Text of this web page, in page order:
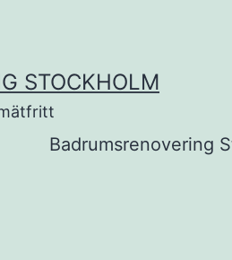
STOCKHOLM
Badrumsrenovering